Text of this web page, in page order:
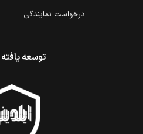
درخواست نمایندگی
توسعه